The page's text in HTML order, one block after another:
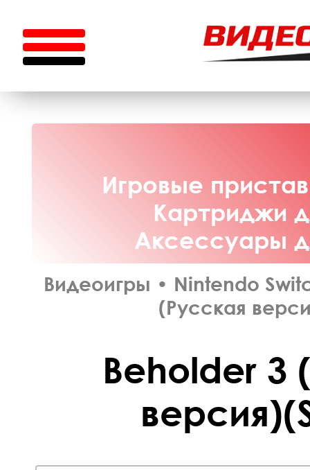
Игровые
Картриджи
Аксессуары
Видеоигры • Nintendo
(Русская
Beholder 3